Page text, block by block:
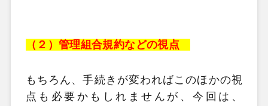
（２）管理組合規約などの視点
もちろん、手続きが変わればこのほかの視
点も必要かもしれませんが、今回は、